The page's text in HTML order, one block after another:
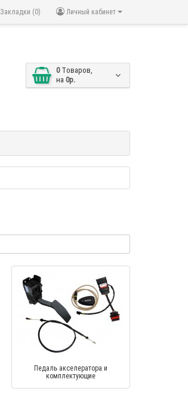
Личный кабинет
Закладки (0)
0 Tоваров,
на 0р.
Педаль акселератора и
комплектующие